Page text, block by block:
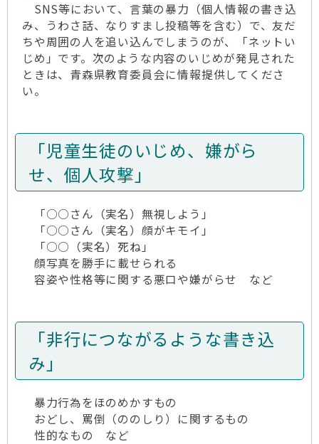
SNS等において、言葉の暴力（個人情報の書き込
み、うわさ話、なりすまし投稿等を含む）で、友だ
ちや周囲の人を追い込んでしまうのが、「ネットい
じめ」です。次のような内容のいじめが発見された
ときは、青森県教育委員会に情報提供してくださ
い。
「児童生徒のいじめ、嫌がら
せ、個人攻撃」
「○○さん（実名）無視しよう」
「○○さん（実名）顔がキモイ」
「○○（実名）死ね」
顔写真を勝手に載せられる
容姿や性格等に関する悪口や嫌がらせ など
「非行につながるような書き込
み」
暴力行為をほのめかすもの
おどし、罵倒（ののしり）に関するもの
性的なもの など